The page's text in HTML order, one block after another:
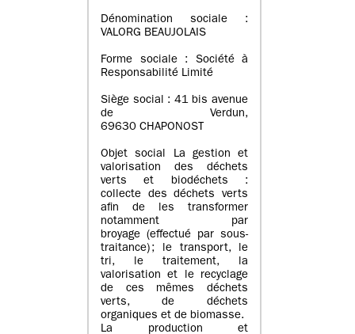
Dénomination sociale :
VALORG BEAUJOLAIS
Forme sociale : Société à
Responsabilité Limité
Siège social : 41 bis avenue
de Verdun,
69630 CHAPONOST
Objet social La gestion et
valorisation des déchets
verts et biodéchets :
collecte des déchets verts
afin de les transformer
notamment par
broyage (effectué par sous-
traitance) ; le transport, le
tri, le traitement, la
valorisation et le recyclage
de ces mêmes déchets
verts, de déchets
organiques et de biomasse.
La production et